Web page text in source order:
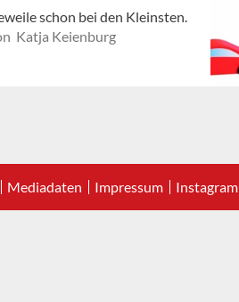
schon bei den Kleinsten.
Katja Keienburg
Mediadaten Impressum Instagram